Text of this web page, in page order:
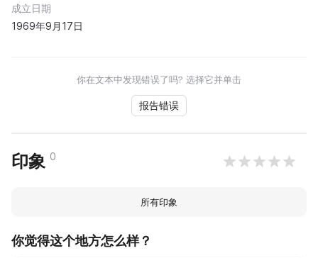
成立日期
1969年9月17日
你在文本中发现错误了吗? 选择它并单击
报告错误
印象 0
所有印象
你觉得这个地方怎么样？